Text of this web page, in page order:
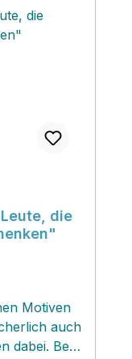
die
Motiven
auch
dabei. Bei